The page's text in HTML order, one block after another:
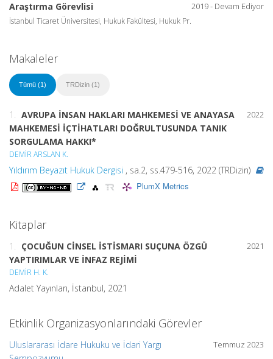
2019 - Devam Ediyor
Araştırma Görevlisi
İstanbul Ticaret Üniversitesi, Hukuk Fakültesi, Hukuk Pr.
Makaleler
Tümü (1) TRDizin (1)
2022
1. AVRUPA İNSAN HAKLARI MAHKEMESİ VE ANAYASA
MAHKEMESİ İÇTİHATLARI DOĞRULTUSUNDA TANIK
SORGULAMA HAKKI*
DEMİR ARSLAN K.
Yıldırım Beyazıt Hukuk Dergisi , sa.2, ss.479-516, 2022 (TRDizin)
PlumX Metrics
Kitaplar
2021
1. ÇOCUĞUN CİNSEL İSTİSMARI SUÇUNA ÖZGÜ
YAPTIRIMLAR VE İNFAZ REJİMİ
DEMİR H. K.
Adalet Yayınları, İstanbul, 2021
Etkinlik Organizasyonlarındaki Görevler
Temmuz 2023
Uluslararası İdare Hukuku ve İdari Yargı